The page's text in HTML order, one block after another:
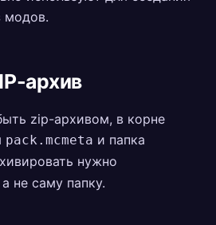
модов.
архив
zip-архивом, в корне
pack.mcmeta и папка
нужно
не саму папку.